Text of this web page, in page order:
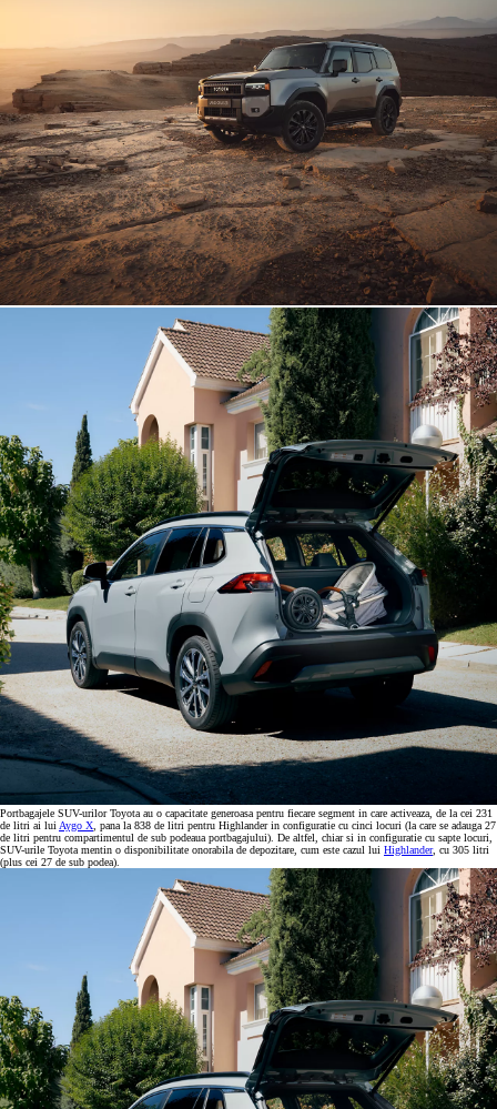
Portbagajele SUV-urilor Toyota au o capacitate generoasa pentru fiecare segment in care activeaza, de la cei 231
de litri ai lui Aygo X , pana la 838 de litri pentru Highlander in configuratie cu cinci locuri (la care se adauga 27
de litri pentru compartimentul de sub podeaua portbagajului). De altfel, chiar si in configuratie cu sapte locuri,
SUV-urile Toyota mentin o disponibilitate onorabila de depozitare, cum este cazul lui Highlander, cu 305 litri
(plus cei 27 de sub podea).